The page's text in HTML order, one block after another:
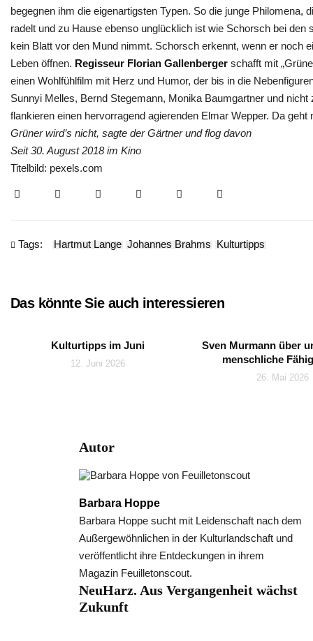
begegnen ihm die eigenartigsten Typen. So die junge
radelt und zu Hause ebenso unglücklich ist wie Schorsch bei den
kein Blatt vor den Mund nimmt. Schorsch erkennt, wenn er noch
Leben öffnen. Regisseur Florian Gallenberger schafft mit
einen Wohlfühlfilm mit Herz und Humor, der bis in die
Sunnyi Melles, Bernd Stegemann, Monika Baumgartner und
flankieren einen hervorragend agierenden Elmar Wepper. Da
Grüner wird’s nicht, sagte der Gärtner und flog davon
Seit 30. August 2018 im Kino
Titelbild: pexels.com
Tags: Hartmut Lange Johannes Brahms Kulturtipps
Das könnte Sie auch interessieren
Kulturtipps im Juni
12. Juni 2026
Sven Murmann über
menschliche
26. Mai 2026
Autor
Barbara Hoppe
Barbara Hoppe sucht mit Leidenschaft nach dem
Außergewöhnlichen in der Kulturlandschaft und
veröffentlicht ihre Entdeckungen in ihrem
Magazin Feuilletonscout.
NeuHarz. Aus Vergangenheit wächst
Zukunft